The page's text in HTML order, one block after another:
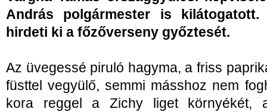
András polgármester is
hirdeti ki a főzőverseny győztesét.
Az üvegessé piruló hagyma, a friss
füsttel vegyülő, semmi másshoz nem
kora reggel a Zichy liget környékét,